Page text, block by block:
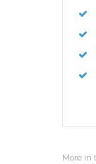
More in